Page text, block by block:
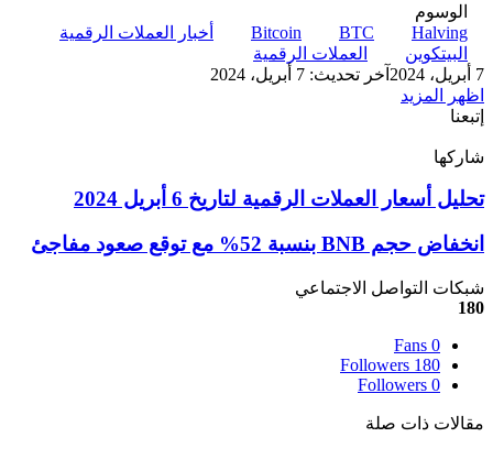
الوسوم
Bitcoin
BTC Halving
أخبار العملات الرقمية
البيتكوين
العملات الرقمية
7 أبريل، 2024
آخر تحديث: 7 أبريل، 2024
اظهر المزيد
إتبعنا
شاركها
تحليل
العملات
الرقمية
لتاريخ
6
2024
تحليل أسعار العملات الرقمية لتاريخ 6 أبريل 2024
انخفاض
BNB
بنسبة
توقع
صعود
انخفاض حجم BNB بنسبة 52% مع توقع صعود مفاجئ
شبكات التواصل الاجتماعي
180
0
Fans
180
Followers
0
Followers
مقالات ذات صلة